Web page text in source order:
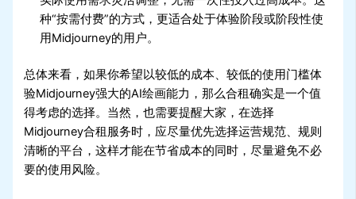
种“按需付费”的方式，更适合处于体验阶段或阶段性使
用Midjourney的用户。
总体来看，如果你希望以较低的成本、较低的使用门槛体
验Midjourney强大的AI绘画能力，那么合租确实是一个值
得考虑的选择。当然，也需要提醒大家，在选择
Midjourney合租服务时，应尽量优先选择运营规范、规则
清晰的平台，这样才能在节省成本的同时，尽量避免不必
要的使用风险。